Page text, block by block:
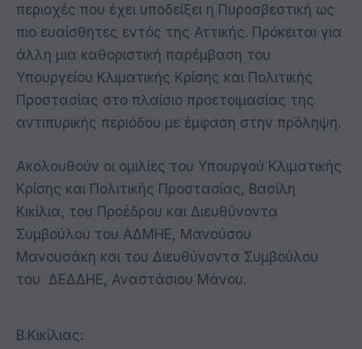
περιοχές που έχει υποδείξει η Πυροσβεστική ως
πιο ευαίσθητες εντός της Αττικής. Πρόκειται για
άλλη μια καθοριστική παρέμβαση του
Υπουργείου Κλιματικής Κρίσης και Πολιτικής
Προστασίας στο πλαίσιο προετοιμασίας της
αντιπυρικής περιόδου με έμφαση στην πρόληψη.
Ακολουθούν οι ομιλίες του Υπουργού Κλιματικής
Κρίσης και Πολιτικής Προστασίας, Βασίλη
Κικίλια, του Προέδρου και Διευθύνοντα
Συμβούλου του ΑΔΜΗΕ, Μανούσου
Μανουσάκη και του Διευθύνοντα Συμβούλου
του ΔΕΔΔΗΕ, Αναστάσιου Μάνου.
Β.Κικίλιας: